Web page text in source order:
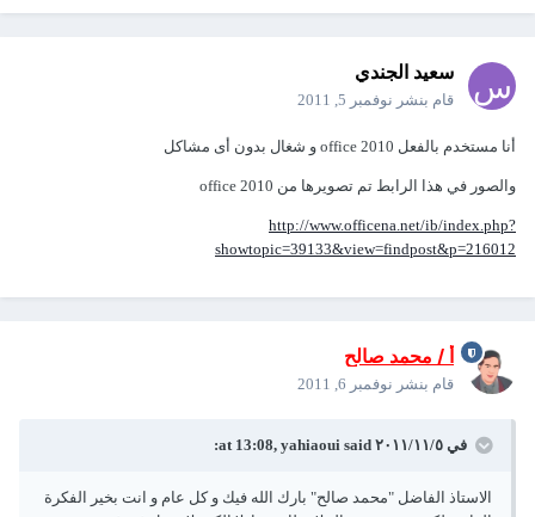
سعيد الجندي
قام بنشر نوفمبر 5, 2011
أنا مستخدم بالفعل office 2010 و شغال بدون أى مشاكل
والصور في هذا الرابط تم تصويرها من office 2010
http://www.officena.net/ib/index.php?
showtopic=39133&view=findpost&p=216012
أ / محمد صالح
قام بنشر نوفمبر 6, 2011
في ٥‏/١١‏/٢٠١١ at 13:08, yahiaoui said:
الاستاذ الفاضل "محمد صالح" بارك الله فيك و كل عام و انت بخير الفكرة